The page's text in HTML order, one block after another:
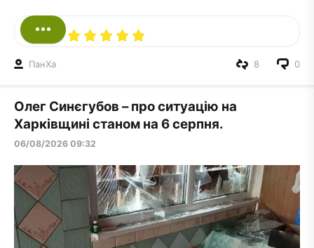
ПанXа 0
8
Олег Синєгубов – про ситуацію на
Харківщині станом на 6 серпня.
06/08/2026 09:32